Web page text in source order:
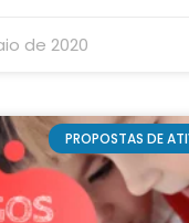
de 2020
PROPOSTAS DE